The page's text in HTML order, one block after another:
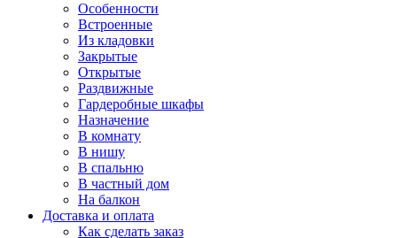
Особенности
Встроенные
Из кладовки
Закрытые
Открытые
Раздвижные
Гардеробные шкафы
Назначение
В комнату
В нишу
В спальню
В частный дом
На балкон
Доставка и оплата
Как сделать заказ